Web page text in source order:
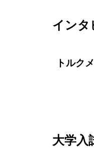
インタ
トルク
大学入